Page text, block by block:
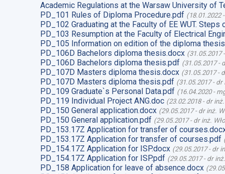
Academic Regulations at the Warsaw University of
PD_101 Rules of Diploma Procedure.pdf (18.01.2022
PD_102 Graduating at the Faculty of EE WUT.
PD_103 Resumption at the Faculty of Electrical
PD_105 Information on edition of the diploma
PD_106D Bachelors diploma thesis.docx (31.05.2017
PD_106D Bachelors diploma thesis.pdf (31.05.2017-
PD_107D Masters diploma thesis.docx (31.05.2017-
PD_107D Masters diploma thesis.pdf (31.05.2017- dr
PD_109 Graduate`s Personal Data.pdf (16.04.2020-
PD_119 Individual Project ANG.doc (23.02.2018- dr
PD_150 General application.docx (29.05.2017- dr inż.
PD_150 General application.pdf (29.05.2017- dr inż.
PD_153.17Z Application for transfer of
PD_153.17Z Application for transfer of courses.pdf
PD_154.17Z Application for ISP.docx (29.05.2017- dr
PD_154.17Z Application for ISP.pdf (29.05.2017- dr
PD_158 Application for leave of absence.docx (